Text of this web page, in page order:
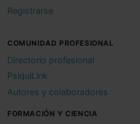
Registrarse
COMUNIDAD PROFESIONAL
Directorio profesional
PsiquiLink
Autores y colaboradores
FORMACIÓN Y CIENCIA